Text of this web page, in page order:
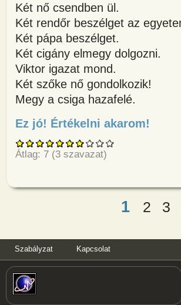
Két nő csendben ül.
Két rendőr beszélget az
Két pápa beszélget.
Két cigány elmegy dolgozni.
Viktor igazat mond.
Két szőke nő gondolkozik!
Megy a csiga hazafelé.
Ez jó! Értékelni akarom!
Átlag: 7 (3 szavazat)
1 2 3
Szabályzat Kapcsolat